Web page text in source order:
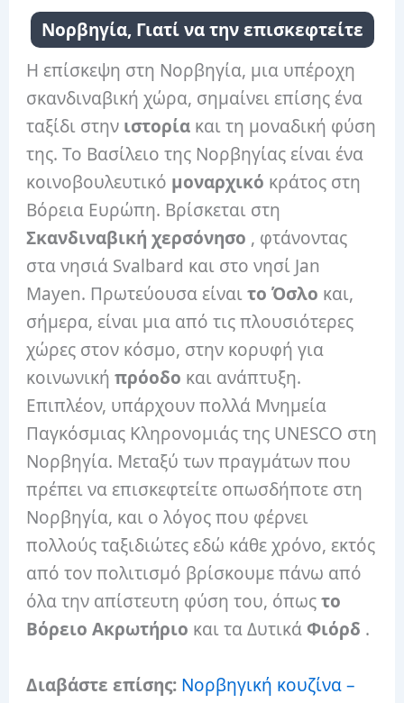
Νορβηγία, Γιατί να την επισκεφτείτε
Η επίσκεψη στη Νορβηγία, μια υπέροχη
σκανδιναβική χώρα, σημαίνει επίσης ένα
ταξίδι στην ιστορία και τη μοναδική φύση
της. Το Βασίλειο της Νορβηγίας είναι ένα
κοινοβουλευτικό μοναρχικό κράτος στη
Βόρεια Ευρώπη. Βρίσκεται στη
Σκανδιναβική χερσόνησο , φτάνοντας
στα νησιά Svalbard και στο νησί Jan
Mayen. Πρωτεύουσα είναιτο Όσλο και,
σήμερα, είναι μια από τις πλουσιότερες
χώρες στον κόσμο, στην κορυφή για
κοινωνικήπρόοδο και ανάπτυξη.
Επιπλέον, υπάρχουν πολλά Μνημεία
Παγκόσμιας Κληρονομιάς της UNESCO στη
Νορβηγία. Μεταξύ των πραγμάτων που
πρέπει να επισκεφτείτε οπωσδήποτε στη
Νορβηγία, και ο λόγος που φέρνει
πολλούς ταξιδιώτες εδώ κάθε χρόνο, εκτός
από τον πολιτισμό βρίσκουμε πάνω από
όλα την απίστευτη φύση του, όπωςτο
Βόρειο Ακρωτήριο και τα Δυτικά Φιόρδ .
Διαβάστε επίσης: Νορβηγική κουζίνα –